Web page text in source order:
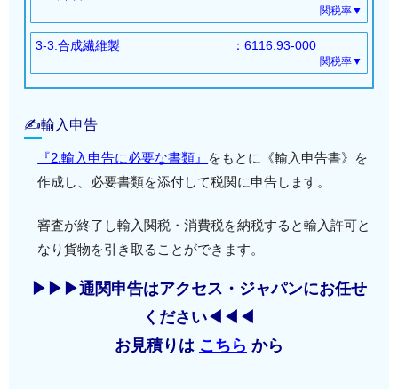
*1：ASEAN・豪州・ニュージーランド・中国・韓国
トナム・インド・ペルー・豪州
モンゴル・TPP11・EU・英国・RCEP（ASEA
シンガポール・メキシコ・マレーシア・チリ・
タイ・インドネシア
ブルネイ・ASEAN・フィリピン・スイス・ベ
トナム・インド・ペルー・豪州
モンゴル・TPP11・EU・英国・RCEP（ASEA
N・豪州・ニュージーランド・韓国）
特別特恵LDC：FREE
経済連携協定（EPA）
RCEP（*1,*3）：4.6％
以下全て：FREE
シンガポール・メキシコ・マレーシア・チリ・
タイ
インドネシア・ブルネイ・ASEAN・フィリピ
ベトナム・インド・ペルー・豪州・モンゴル・
TPP11・EU・英国
*1：ASEAN・豪州・ニュージーランド
*2：編み上げたもの
*3：縫製したもの
関税率▼
基本：9％
WTO協定
特別特恵LDC：FREE
経済連携協定（EPA）：
以下全て：FREE
シンガポール・メキシコ・マレーシア・チリ・
タイ・インドネシア
トナム・インド・ペルー
豪州・モンゴル・TPP11・EU・英国
*1：ASEAN・豪州・ニュージーランド・中国・韓国
3-3.合成繊維製 ：6116.93-000
関税率▼
基本：6.4％
特別特恵LDC
RCEP（*1）：4.6％
以下全て：FREE
タイ・インドネシア
ブルネイ・ASEAN・フィリピン・スイス・ベ
豪州・モンゴル・TPP11・EU・英国
*1：ASEAN・豪州・ニュージーランド・中国・韓国
✍輸入申告
『2.輸入申告に必要な書類』
をもとに《輸入申告書》を
作成し、必要書類を添付して税関に申告します。
書類名 書類作成者等
グ
輸出者が作成。
審査が終了し輸入関税・消費税を納税すると輸入許可と
なり貨物を引き取ることができます。
▶▶▶通関申告はアクセス・ジャパンにお任せ
ください◀◀◀
お見積りは こちら から